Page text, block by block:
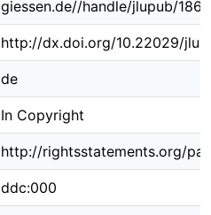
giessen.de//handle/jlupub/1865
http://dx.doi.org/10.22029/
de
In Copyright
http://rightsstatements.org/
ddc:000